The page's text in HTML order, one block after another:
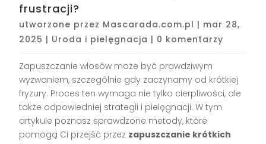
frustracji?
utworzone przez Mascarada.com.pl | mar 28,
2025 | Uroda i pielęgnacja | 0 komentarzy
Zapuszczanie włosów może być prawdziwym
wyzwaniem, szczególnie gdy zaczynamy od krótkiej
fryzury. Proces ten wymaga nie tylko cierpliwości, ale
także odpowiedniej strategii i pielęgnacji. W tym
artykule poznasz sprawdzone metody, które
pomogą Ci przejść przez zapuszczanie krótkich